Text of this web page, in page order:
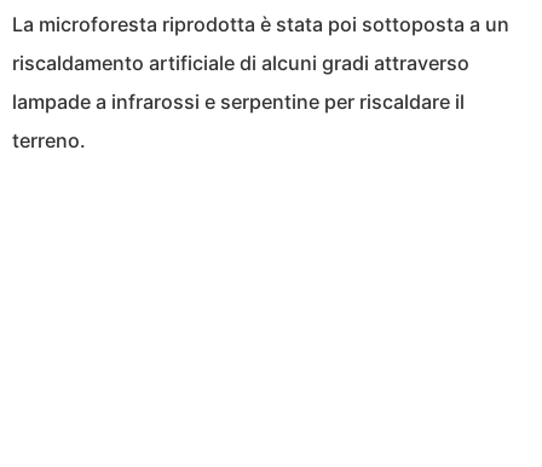
La microforesta riprodotta è stata poi sottoposta a un
riscaldamento artificiale di alcuni gradi attraverso
lampade a infrarossi e serpentine per riscaldare il
terreno.